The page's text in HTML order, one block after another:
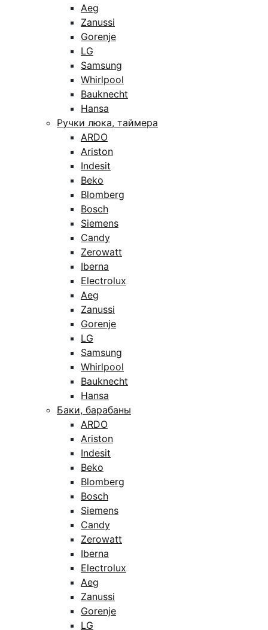
Aeg
Zanussi
Gorenje
LG
Samsung
Whirlpool
Bauknecht
Hansa
Ручки люка, таймера
ARDO
Ariston
Indesit
Beko
Blomberg
Bosch
Siemens
Candy
Zerowatt
Iberna
Electrolux
Aeg
Zanussi
Gorenje
LG
Samsung
Whirlpool
Bauknecht
Hansa
Баки, барабаны
ARDO
Ariston
Indesit
Beko
Blomberg
Bosch
Siemens
Candy
Zerowatt
Iberna
Electrolux
Aeg
Zanussi
Gorenje
LG